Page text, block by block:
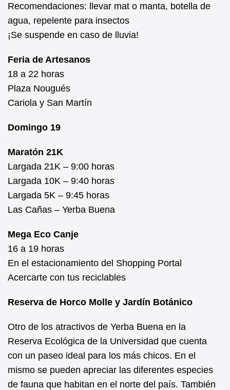
Recomendaciones: llevar mat o manta, botella de
agua, repelente para insectos
¡Se suspende en caso de lluvia!
Feria de Artesanos
18 a 22 horas
Plaza Nougués
Cariola y San Martín
Domingo 19
Maratón 21K
Largada 21K – 9:00 horas
Largada 10K – 9:40 horas
Largada 5K – 9:45 horas
Las Cañas – Yerba Buena
Mega Eco Canje
16 a 19 horas
En el estacionamiento del Shopping Portal
Acercarte con tus reciclables
Reserva de Horco Molle y Jardín Botánico
Otro de los atractivos de Yerba Buena en la
Reserva Ecológica de la Universidad que cuenta
con un paseo ideal para los más chicos. En el
mismo se pueden apreciar las diferentes especies
de fauna que habitan en el norte del país. También